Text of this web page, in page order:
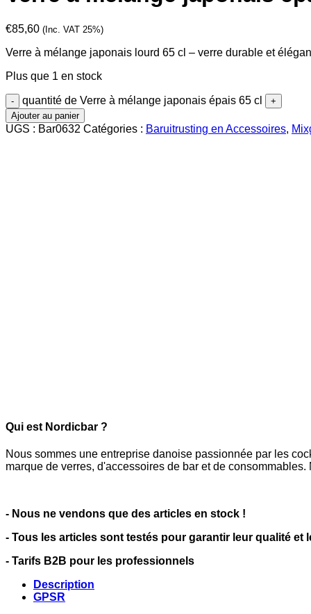
€85,60 (Inc. VAT 25%)
Verre à mélange japonais lourd 65 cl – verre durable et
Plus que 1 en stock
quantité de Verre à mélange japonais épais 65 cl
Ajouter au panier
UGS : Bar0632 Catégories : Baruitrusting en Accessoires,
Qui est Nordicbar ?
Nous sommes une entreprise danoise passionnée par les
marque de verres, d'accessoires de bar et de
- Nous ne vendons que des articles en stock !
- Tous les articles sont testés pour garantir leur qualité et
- Tarifs B2B pour les professionnels
Description
GPSR